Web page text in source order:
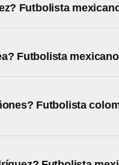
Futbolista
Futbolista mexicano
Futbolista